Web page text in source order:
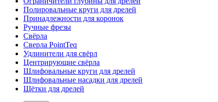
Полировальные круги для дрелей
Принадлежности для коронок
Ручные фрезы
Свёрла
Сверла PointTeq
Удлинители для свёрл
Центрирующие свёрла
Шлифовальные круги для дрелей
Шлифовальные насадки для дрелей
Щётки для дрелей